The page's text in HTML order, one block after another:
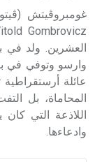
الملوك
التاسع، وهمعائلة
المحاماة، بل
اللاذعة التي
وادعاءها.